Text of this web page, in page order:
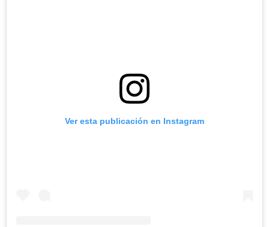
Ver esta publicación en Instagram